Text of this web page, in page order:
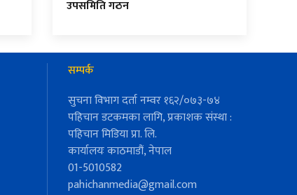
उपसमिति गठन
सम्पर्क
सुचना विभाग दर्ता नम्वर १६२/०७३-७४
पहिचान डटकमका लागि, प्रकाशक संस्था :
पहिचान मिडिया प्रा. लि.
कार्यालयः काठमाडौं, नेपाल
01-5010582
pahichanmedia@gmail.com